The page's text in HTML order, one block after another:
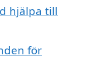
hjälpa till
för